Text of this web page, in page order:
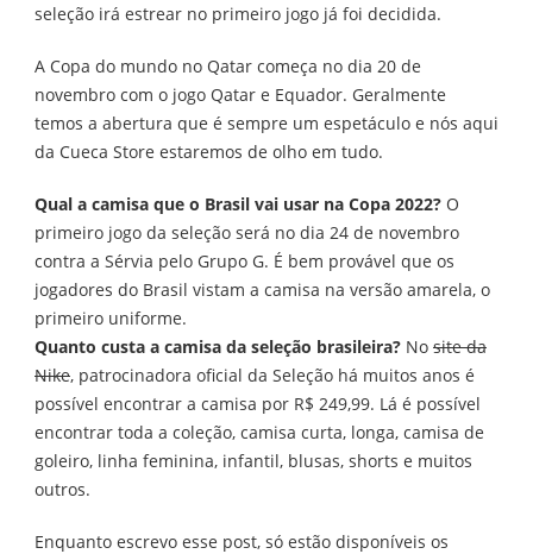
seleção irá estrear no primeiro jogo já foi decidida.
A Copa do mundo no Qatar começa no dia 20 de
novembro com o jogo Qatar e Equador. Geralmente
temos a abertura que é sempre um espetáculo e nós aqui
da Cueca Store estaremos de olho em tudo.
Qual a camisa que o Brasil vai usar na Copa 2022? O
primeiro jogo da seleção será no dia 24 de novembro
contra a Sérvia pelo Grupo G. É bem provável que os
jogadores do Brasil vistam a camisa na versão amarela, o
primeiro uniforme.
Quanto custa a camisa da seleção brasileira? No site da
Nike, patrocinadora oficial da Seleção há muitos anos é
possível encontrar a camisa por R$ 249,99. Lá é possível
encontrar toda a coleção, camisa curta, longa, camisa de
goleiro, linha feminina, infantil, blusas, shorts e muitos
outros.
Enquanto escrevo esse post, só estão disponíveis os